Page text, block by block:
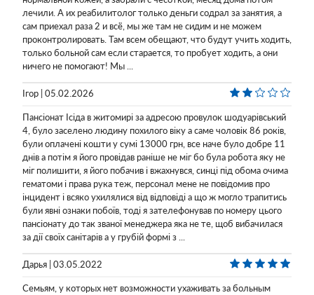
лечили. А их реабилитолог только деньги содрал за занятия, а
сам приехал раза 2 и всё, мы же там не сидим и не можем
проконтролировать. Там всем обещают, что будут учить ходить,
только больной сам если старается, то пробует ходить, а они
ничего не помогают! Мы ...
Ігор | 05.02.2026
Пансіонат Ісіда в житомирі за адресою провулок шодуарівський
4, було заселено людину похилого віку а саме чоловік 86 років,
були оплачені кошти у сумі 13000 грн, все наче було добре 11
днів а потім я його провідав раніше не міг бо була робота яку не
міг полишити, я його побачив і вжахнувся, синці під обома очима
гематоми і права рука теж, персонал мене не повідомив про
інцидент і всяко ухилялися від відповіді а що ж могло трапитись
були явні ознаки побоїв, тоді я зателефонував по номеру цього
пансіонату до так званої менеджера яка не те, щоб вибачилася
за дії своїх санітарів а у грубій формі з ...
Дарья | 03.05.2022
Семьям, у которых нет возможности ухаживать за больным